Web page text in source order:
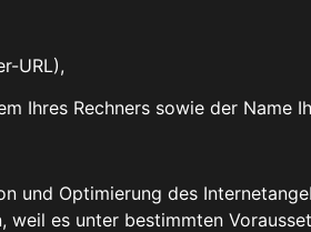
URL),
Ihres Rechners sowie der Name
und Optimierung des
weil es unter bestimmten